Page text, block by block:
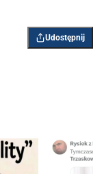
Udostępnij